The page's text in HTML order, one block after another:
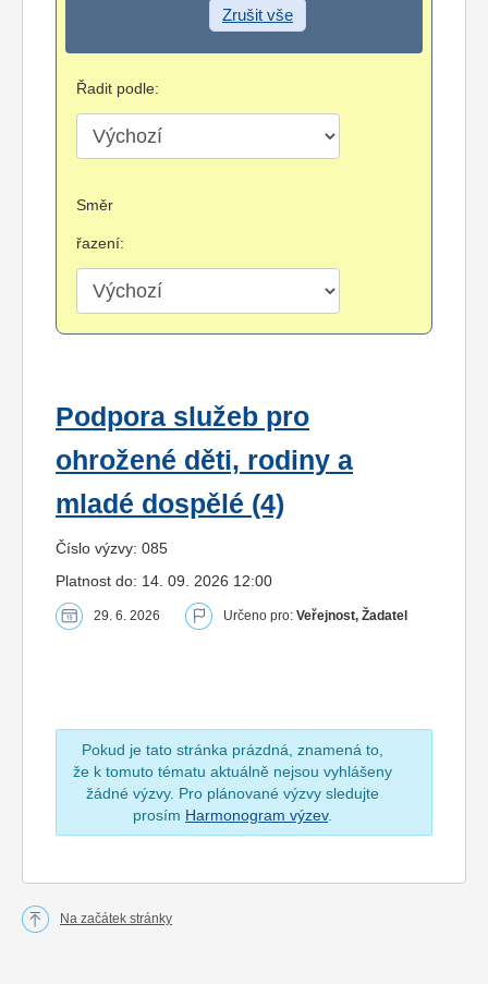
Zrušit vše
Řadit podle:
Směr
řazení:
Podpora služeb pro
ohrožené děti, rodiny a
mladé dospělé (4)
Číslo výzvy: 085
Platnost do: 14. 09. 2026 12:00
29. 6. 2026 Určeno pro: Veřejnost, Žadatel
Pokud je tato stránka prázdná, znamená to,
že k tomuto tématu aktuálně nejsou vyhlášeny
žádné výzvy. Pro plánované výzvy sledujte
prosím Harmonogram výzev.
Na začátek stránky